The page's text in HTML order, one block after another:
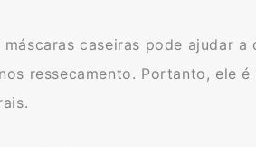
caseiras pode ajudar
ressecamento. Portanto, ele é